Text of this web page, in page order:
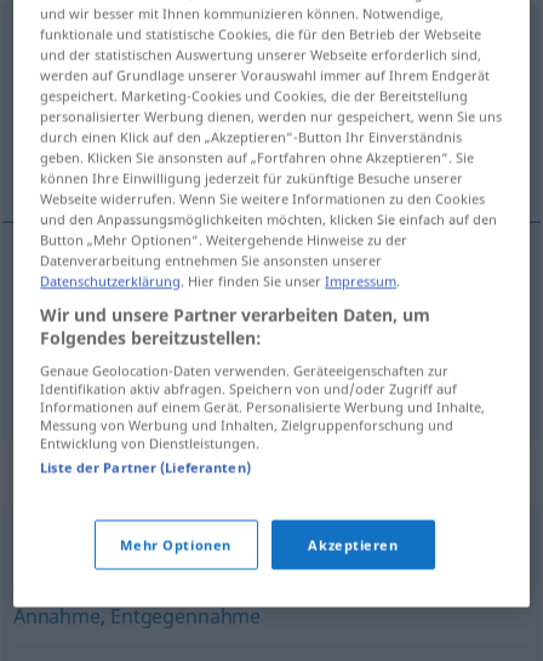
Übernahmef
Übersicht aller Übersetzungen
(Für mehr Details die Übersetzung anklicken/antippen)
overname, aanvaarding
overname Übernahme
aanvaarding Übernahme
Synonyme für "Übernahme"
Erwerb
Annahme,Entgegennahme
und wir besser mit Ihnen kommunizieren können. Notwendige,
funktionale und statistische Cookies, die für den Betrieb der Webseite
und der statistischen Auswertung unserer Webseite erforderlich sind,
werden auf Grundlage unserer Vorauswahl immer auf Ihrem Endgerät
gespeichert. Marketing-Cookies und Cookies, die der Bereitstellung
personalisierter Werbung dienen, werden nur gespeichert, wenn Sie uns
durch einen Klick auf den „Akzeptieren“-Button Ihr Einverständnis
geben. Klicken Sie ansonsten auf „Fortfahren ohne Akzeptieren“. Sie
können Ihre Einwilligung jederzeit für zukünftige Besuche unserer
Webseite widerrufen. Wenn Sie weitere Informationen zu den Cookies
und den Anpassungsmöglichkeiten möchten, klicken Sie einfach auf den
Button „Mehr Optionen“. Weitergehende Hinweise zu der
Datenverarbeitung entnehmen Sie ansonsten unserer
Datenschutzerklärung . Hier finden Sie unserImpressum
Wir und unsere Partner verarbeiten Daten, um
Folgendes bereitzustellen:
Genaue Geolocation-Daten verwenden. Geräteeigenschaften zur
Identifikation aktiv abfragen. Speichern von und/oder Zugriff auf
Informationen auf einem Gerät. Personalisierte Werbung und Inhalte,
Messung von Werbung und Inhalten, Zielgruppenforschung und
Entwicklung von Dienstleistungen.
Liste der Partner (Lieferanten)
Mehr Optionen Akzeptieren